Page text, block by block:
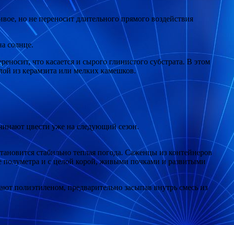
но не переносит длительного прямого воздействия
солнце.
что касается и сырого глинистого субстрата. В этом
из керамзита или мелких камешков.
цвести уже на следующий сезон.
стабильно теплая погода. Саженцы из контейнеров
полуметра и с целой корой, живыми почками и развитыми
полиэтиленом, предварительно засыпав внутрь смесь из